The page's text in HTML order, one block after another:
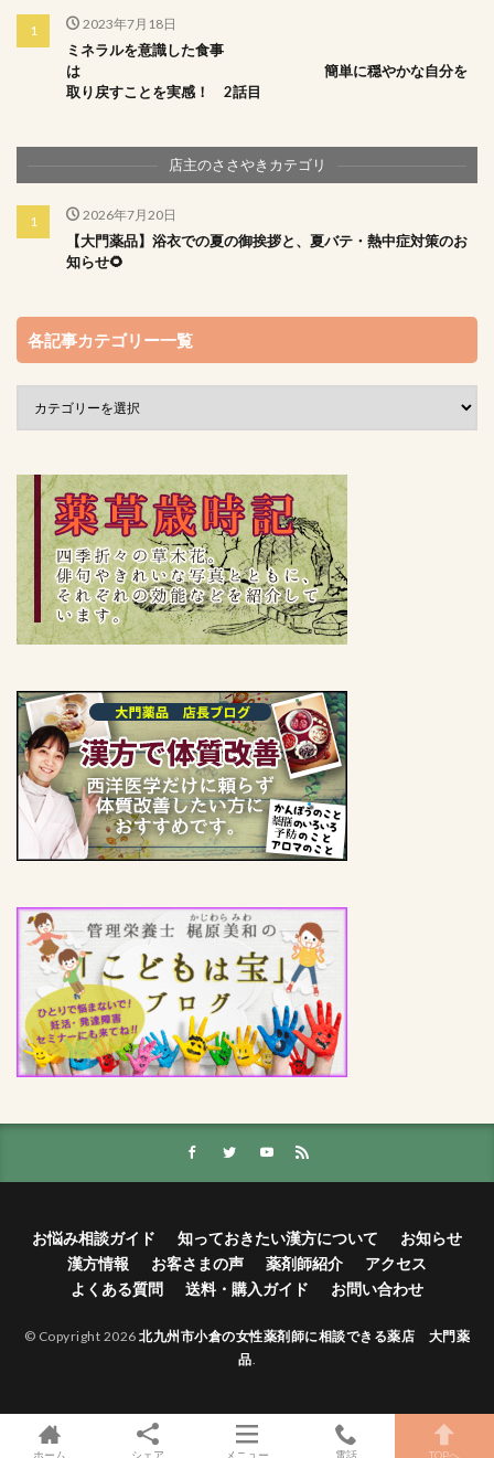
2023年7月18日
ミネラルを意識した食事
は 簡単に穏やかな自分を
取り戻すことを実感！ 2話目
店主のささやきカテゴリ
2026年7月20日
【大門薬品】浴衣での夏の御挨拶と、夏バテ・熱中症対策のお
知らせ🌻
各記事カテゴリー一覧
お悩み相談ガイド 知っておきたい漢方について
お知らせ
漢方情報
お客さまの声 薬剤師紹介
アクセス
よくある質問
送料・購入ガイド お問い合わせ
© Copyright 2026北九州市小倉の女性薬剤師に相談できる薬店 大門薬
品.
ホーム シェア メニュー 電話 TOPへ